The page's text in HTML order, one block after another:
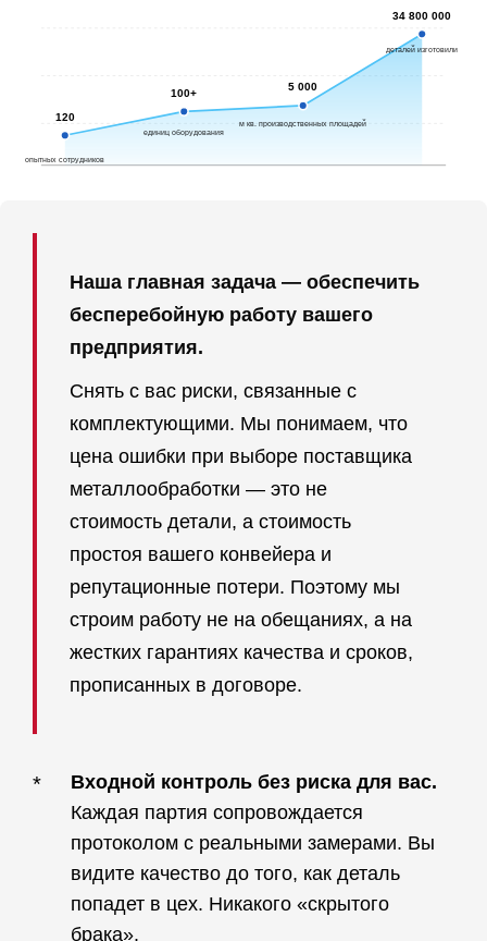
120
опытных сотрудников
100+
единиц оборудования
5 000
м кв. производственных площадей
34 800 000
деталей изготовили
Наша главная задача — обеспечить
бесперебойную работу вашего
предприятия.
Снять с вас риски, связанные с
комплектующими. Мы понимаем, что
цена ошибки при выборе поставщика
металлообработки — это не
стоимость детали, а стоимость
простоя вашего конвейера и
репутационные потери. Поэтому мы
строим работу не на обещаниях, а на
жестких гарантиях качества и сроков,
прописанных в договоре.
*
Входной контроль без риска для вас.
Каждая партия сопровождается
протоколом с реальными замерами. Вы
видите качество до того, как деталь
попадет в цех. Никакого «скрытого
брака».